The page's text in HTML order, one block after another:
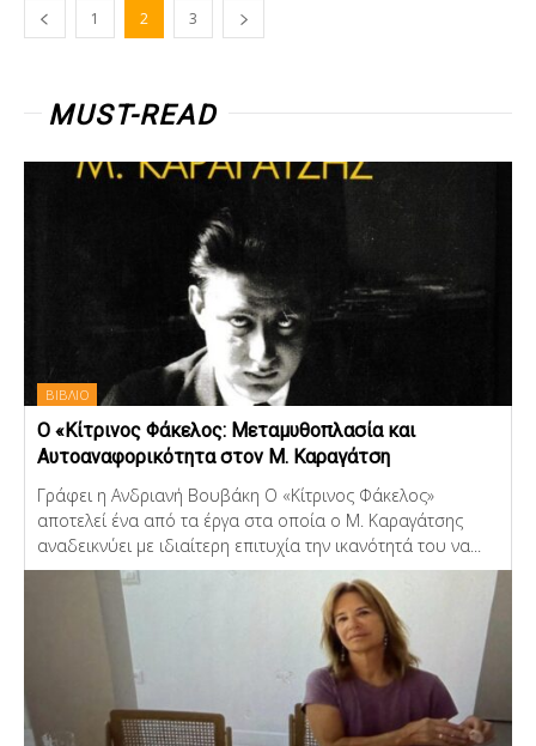
1 2 3
MUST-READ
ΒΙΒΛΙΟ
Ο «Κίτρινος Φάκελος: Μεταμυθοπλασία και
Αυτοαναφορικότητα στον Μ. Καραγάτση
Γράφει η Ανδριανή Βουβάκη Ο «Κίτρινος Φάκελος»
αποτελεί ένα από τα έργα στα οποία ο Μ. Καραγάτσης
αναδεικνύει με ιδιαίτερη επιτυχία την ικανότητά του να...